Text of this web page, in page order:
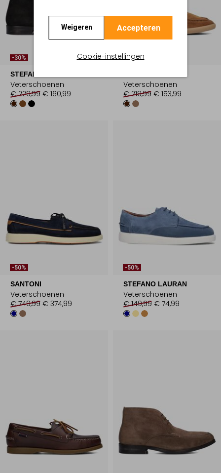
Weigeren Accepteren
Cookie-instellingen
-30%
STEFANO LAURAN
Veterschoenen
€ 229,99 € 160,99
-30%
Veterschoenen
€ 219,99 € 153,99
-50%
SANTONI
Veterschoenen
€ 749,99 € 374,99
-50%
STEFANO LAURAN
Veterschoenen
€ 149,99 € 74,99